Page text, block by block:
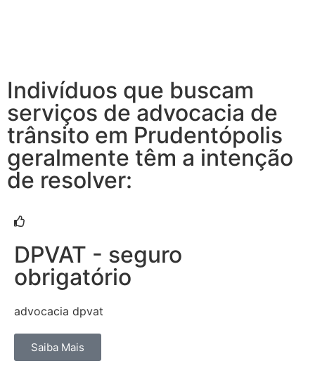
Indivíduos que buscam
serviços de advocacia de
trânsito em Prudentópolis
geralmente têm a intenção
de resolver:
DPVAT - seguro
obrigatório
advocacia dpvat
Saiba Mais